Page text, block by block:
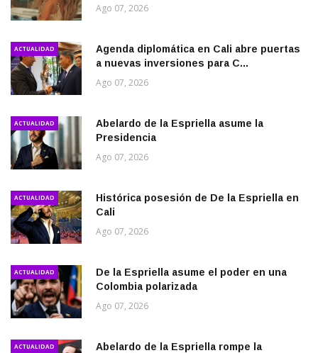
Ago 07, 2026
ACTUALIDAD
Agenda diplomática en Cali abre puertas
a nuevas inversiones para C...
Ago 07, 2026
ACTUALIDAD
Abelardo de la Espriella asume la
Presidencia
Ago 07, 2026
ACTUALIDAD
Histórica posesión de De la Espriella en
Cali
Ago 07, 2026
ACTUALIDAD
De la Espriella asume el poder en una
Colombia polarizada
Ago 07, 2026
ACTUALIDAD
Abelardo de la Espriella rompe la